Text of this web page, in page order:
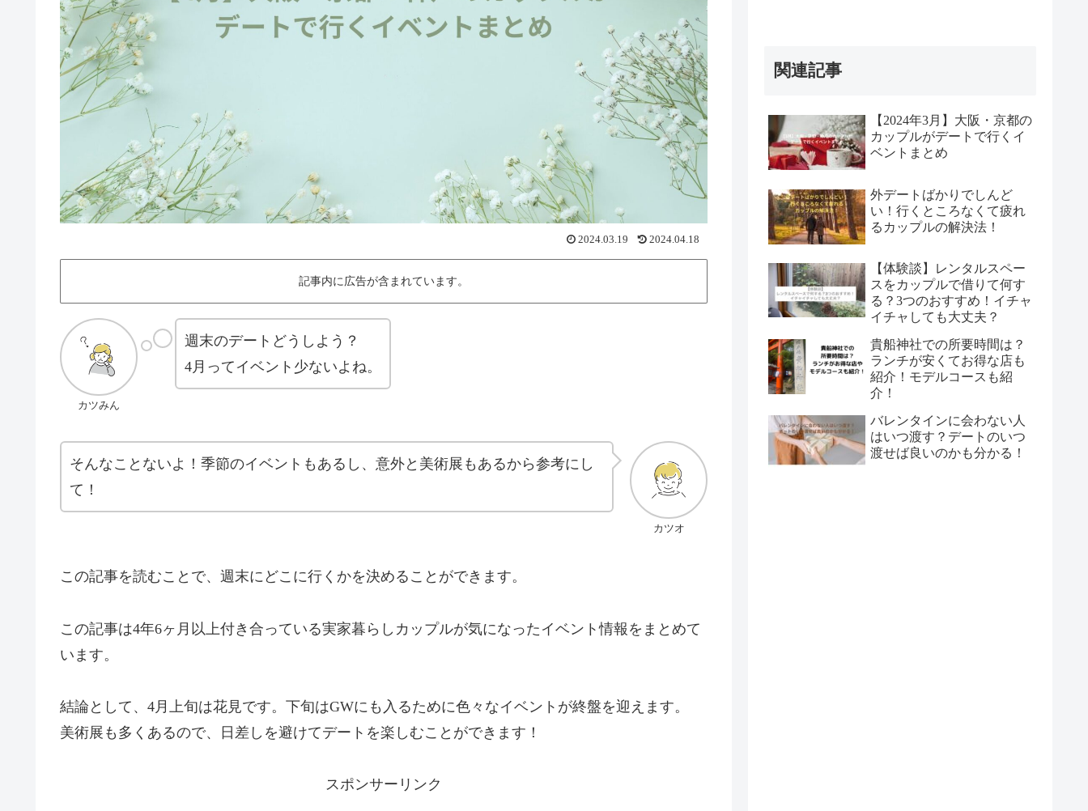
2024.03.19 2024.04.18
記事内に広告が含まれています。
カツみん
週末のデートどうしよう？
4月ってイベント少ないよね。
カツオ
そんなことないよ！季節のイベントもあるし、意外と美術展もあるから参考にし
て！
この記事を読むことで、週末にどこに行くかを決めることができます。
この記事は4年6ヶ月以上付き合っている実家暮らしカップルが気になったイベント情報をまとめて
います。
結論として、4月上旬は花見です。下旬はGWにも入るために色々なイベントが終盤を迎えます。
美術展も多くあるので、日差しを避けてデートを楽しむことができます！
スポンサーリンク
関連記事
【2024年3月】大阪・京都の
カップルがデートで行くイ
ベントまとめ
外デートばかりでしんど
い！行くところなくて疲れ
るカップルの解決法！
【体験談】レンタルスペー
スをカップルで借りて何す
る？3つのおすすめ！イチャ
イチャしても大丈夫？
貴船神社での所要時間は？
ランチが安くてお得な店も
紹介！モデルコースも紹
介！
バレンタインに会わない人
はいつ渡す？デートのいつ
渡せば良いのかも分かる！